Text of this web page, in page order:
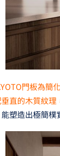
門板為簡
直的木質紋理
塑造出極簡樸